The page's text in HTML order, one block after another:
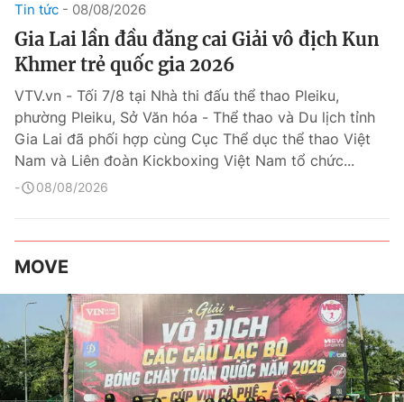
Tin tức 08/08/2026
Gia Lai lần đầu đăng cai Giải vô địch Kun
Khmer trẻ quốc gia 2026
VTV.vn - Tối 7/8 tại Nhà thi đấu thể thao Pleiku,
phường Pleiku, Sở Văn hóa - Thể thao và Du lịch tỉnh
Gia Lai đã phối hợp cùng Cục Thể dục thể thao Việt
Nam và Liên đoàn Kickboxing Việt Nam tổ chức...
08/08/2026
MOVE